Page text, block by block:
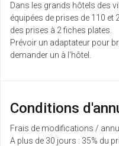
Dans les grands hôtels des
équipées de prises de 110
des prises à 2 fiches plates.
Prévoir un adaptateur pour
demander un à l'hôtel.
Conditions
Frais de modifications /
A plus de 30 jours : 35% du